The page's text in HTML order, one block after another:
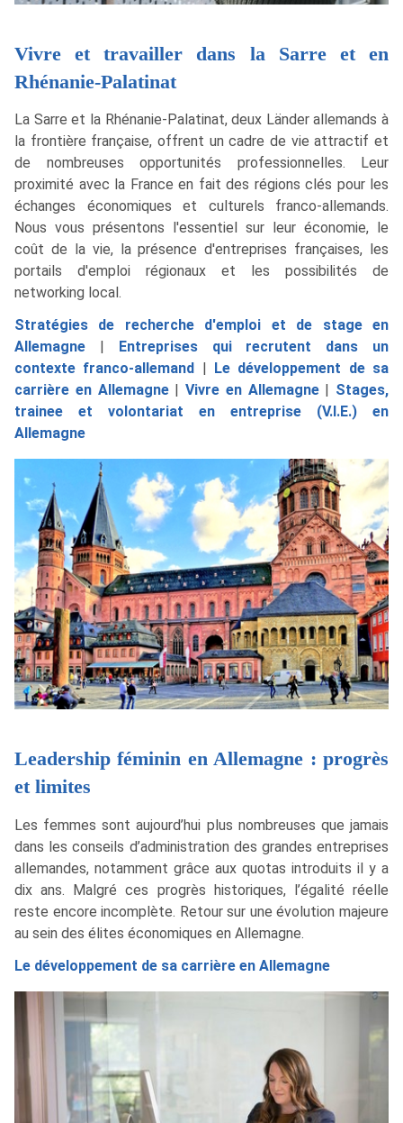
Vivre et travailler dans la Sarre et en
Rhénanie-Palatinat
La Sarre et la Rhénanie-Palatinat, deux Länder allemands à
la frontière française, offrent un cadre de vie attractif et
de nombreuses opportunités professionnelles. Leur
proximité avec la France en fait des régions clés pour les
échanges économiques et culturels franco-allemands.
Nous vous présentons l'essentiel sur leur économie, le
coût de la vie, la présence d'entreprises françaises, les
portails d'emploi régionaux et les possibilités de
networking local.
Stratégies de recherche d'emploi et de stage en
Allemagne
Entreprises qui recrutent dans un
contexte franco-allemand
Le développement de sa
carrière en Allemagne| Vivre en Allemagne| Stages,
trainee et volontariat en entreprise (V.I.E.) en
Allemagne
Leadership féminin en Allemagne : progrès
et limites
Les femmes sont aujourd’hui plus nombreuses que jamais
dans les conseils d’administration des grandes entreprises
allemandes, notamment grâce aux quotas introduits il y a
dix ans. Malgré ces progrès historiques, l’égalité réelle
reste encore incomplète. Retour sur une évolution majeure
au sein des élites économiques en Allemagne.
Le développement de sa carrière en Allemagne